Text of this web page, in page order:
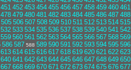
451 452 453 454 455 456 457 458 459 460 461
478 479 480 481 482 483 484 485 486 487 488
505 506 507 508 509 510 511 512 513 514 515
532 533 534 535 536 537 538 539 540 541 542
559 560 561 562 563 564 565 566 567 568 569
586 587 588 589 590 591 592 593 594 595 596
613 614 615 616 617 618 619 620 621 622 623
640 641 642 643 644 645 646 647 648 649 650
667 668 669 670 671 672 673 674 675 676 677